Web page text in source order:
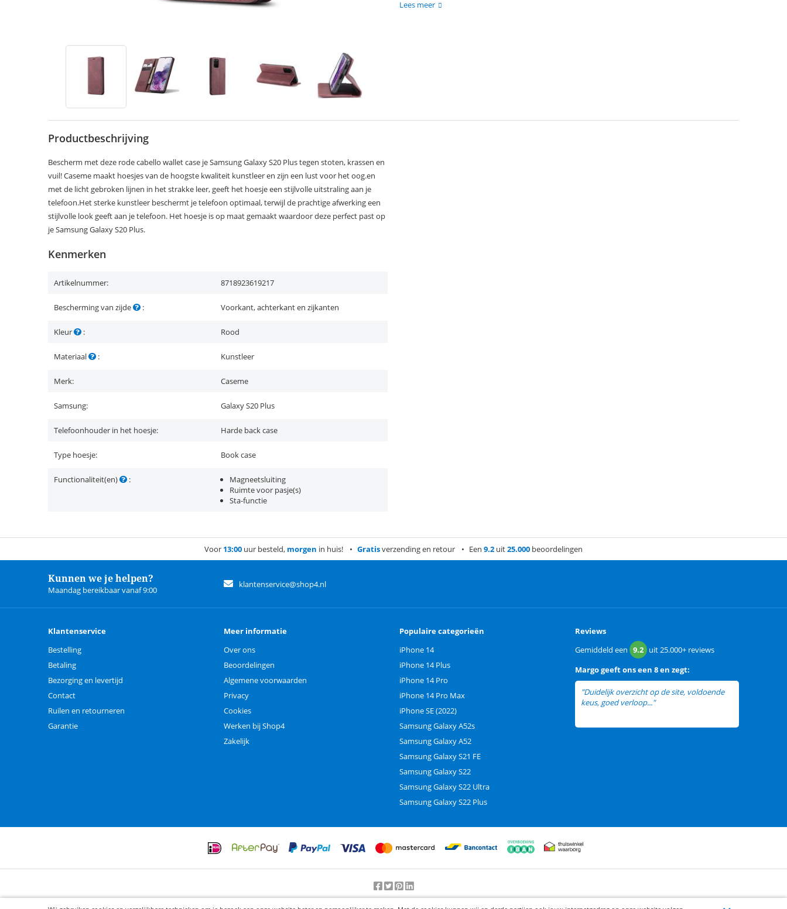
Lees meer
Productbeschrijving
Bescherm met deze rode cabello wallet case je Samsung Galaxy S20 Plus tegen stoten, krassen en
vuil! Caseme maakt hoesjes van de hoogste kwaliteit kunstleer en zijn een lust voor het oog.en
met de licht gebroken lijnen in het strakke leer, geeft het hoesje een stijlvolle uitstraling aan je
telefoon.Het sterke kunstleer beschermt je telefoon optimaal, terwijl de prachtige afwerking een
stijlvolle look geeft aan je telefoon. Het hoesje is op maat gemaakt waardoor deze perfect past op
je Samsung Galaxy S20 Plus.
Kenmerken
Artikelnummer: 8718923619217
Bescherming van zijde : Voorkant, achterkant en zijkanten
Kleur : Rood
Materiaal : Kunstleer
Merk: Caseme
Samsung: Galaxy S20 Plus
Telefoonhouder in het hoesje: Harde back case
Type hoesje: Book case
Functionaliteit(en) :
Magneetsluiting
Ruimte voor pasje(s)
Sta-functie
Voor 13:00 uur besteld, morgen in huis! Gratisverzending en retour Een 9.2 uit25.000 beoordelingen
Kunnen we je helpen?
Maandag bereikbaar vanaf 9:00
klantenservice@shop4.nl
Klantenservice
Bestelling
Betaling
Bezorging en levertijd
Contact
Ruilen en retourneren
Garantie
Meer informatie
Over ons
Beoordelingen
Algemene voorwaarden
Privacy
Cookies
Werken bij Shop4
Zakelijk
Populaire categorieën
iPhone 14
iPhone 14 Plus
iPhone 14 Pro
iPhone 14 Pro Max
iPhone SE (2022)
Samsung Galaxy A52s
Samsung Galaxy A52
Samsung Galaxy S21 FE
Samsung Galaxy S22
Samsung Galaxy S22 Ultra
Samsung Galaxy S22 Plus
Reviews
Gemiddeld een 9.2 uit25.000+ reviews
Margogeeft ons een 8 en zegt:
"Duidelijk overzicht op de site, voldoende
keus, goed verloop..."
Beoordeling door klanten:9.2/10-25000beoordelingen